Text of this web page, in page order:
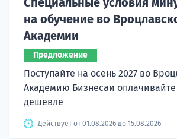
на обучение во
Академии
Предложение
Поступайте на осень 2027 во
Академию Бизнесаи
дешевле
Действует от 01.08.2026 до 15.08.2026